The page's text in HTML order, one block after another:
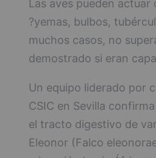
Las aves pueden
?yemas, bulbos,
muchos casos, no
demostrado si eran
Un equipo liderado por
CSIC en Sevilla
el tracto digestivo de
Eleonor (Falco